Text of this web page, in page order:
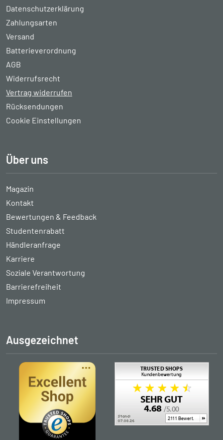
Datenschutzerklärung
Zahlungsarten
Versand
Batterieverordnung
AGB
Widerrufsrecht
Vertrag widerrufen
Rücksendungen
Cookie Einstellungen
Über uns
Magazin
Kontakt
Bewertungen & Feedback
Studentenrabatt
Händleranfrage
Karriere
Soziale Verantwortung
Barrierefreiheit
Impressum
Ausgezeichnet